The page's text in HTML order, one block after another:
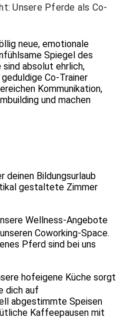
Unsere Pferde als Co-
neue, emotionale
Spiegel des
sind absolut ehrlich,
Co-Trainer
Kommunikation,
und machen
deinen Bildungsurlaub
gestaltete Zimmer
Wellness-Angebote
Coworking-Space.
Pferd sind bei uns
hofeigene Küche sorgt
dich auf
abgestimmte Speisen
Kaffeepausen mit